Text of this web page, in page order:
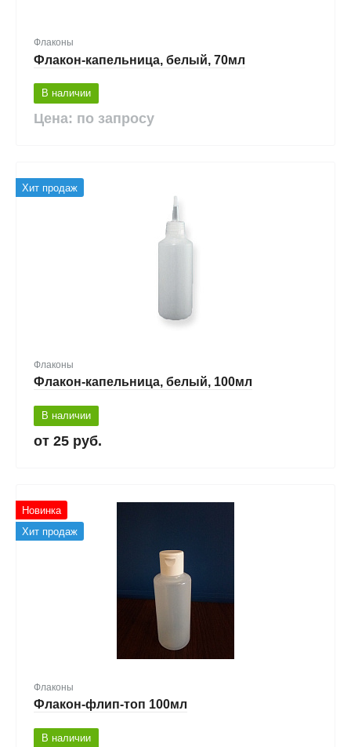
Флаконы
Флакон-капельница, белый, 70мл
В наличии
Цена: по запросу
Хит продаж
Флаконы
Флакон-капельница, белый, 100мл
В наличии
25 руб.
Новинка
Хит продаж
Флаконы
Флакон-флип-топ 100мл
В наличии